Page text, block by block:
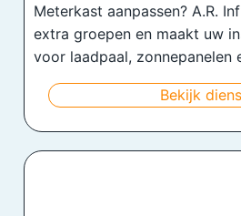
Meterkast aanpassen? A.R.
extra groepen en maakt uw
voor laadpaal, zonnepanelen
Bekijk